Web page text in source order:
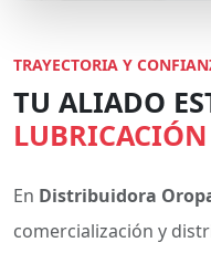
TRAYECTORIA Y
TU ALIADO
LUBRICACIÓN
En Distribuidora
comercialización y